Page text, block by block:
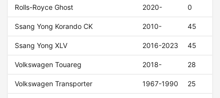
Rolls-Royce Ghost 2020- 0
Ssang Yong Korando CK 2010- 45
Ssang Yong XLV 2016-2023 45
Volkswagen Touareg 2018- 28
Volkswagen Transporter 1967-1990 25